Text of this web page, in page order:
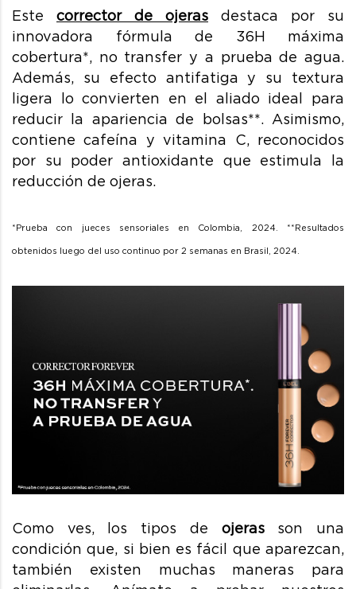
Este corrector de ojeras destaca por su
innovadora fórmula de 36H máxima
cobertura*, no transfer y a prueba de agua.
Además, su efecto antifatiga y su textura
ligera lo convierten en el aliado ideal para
reducir la apariencia de bolsas**. Asimismo,
contiene cafeína y vitamina C, reconocidos
por su poder antioxidante que estimula la
reducción de ojeras.
*Prueba con jueces sensoriales en Colombia, 2024. **Resultados
obtenidos luego del uso continuo por 2 semanas en Brasil, 2024.
Como ves, los tipos de ojerasson una
condición que, si bien es fácil que aparezcan,
también existen muchas maneras para